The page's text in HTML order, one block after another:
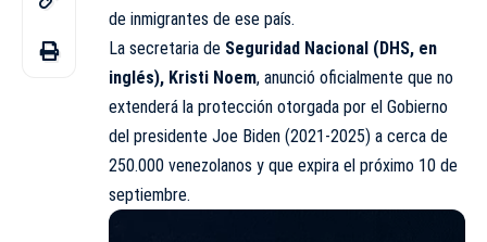
de inmigrantes de ese país.
La secretaria de Seguridad Nacional (DHS, en
inglés), Kristi Noem, anunció oficialmente que no
extenderá la protección otorgada por el Gobierno
del presidente Joe Biden (2021-2025) a cerca de
250.000 venezolanos y que expira el próximo 10 de
septiembre.